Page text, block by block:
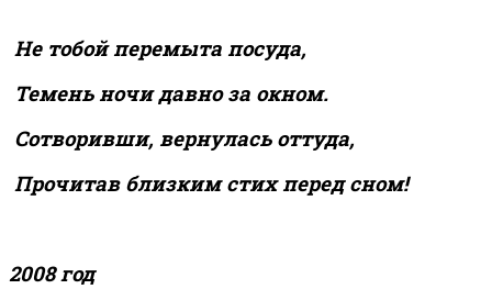
Не тобой перемыта посуда,
Темень ночи давно за окном.
Сотворивши, вернулась оттуда,
Прочитав близким стих перед сном!
2008 год